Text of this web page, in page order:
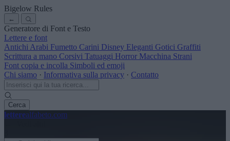
Bigelow Rules
←
Generatore di Font e Testo
Lettere e font
Antichi Arabi Fumetto Carini Disney Eleganti Gotici Graffiti
Scrittura a mano Corsivi Tatuaggi Horror Macchina Strani
Font copia e incolla Simboli ed emoji
Chi siamo · Informativa sulla privacy · Contatto
Cerca
letterealfabeto.com